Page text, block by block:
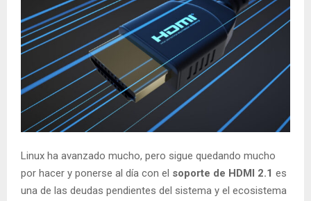
Linux ha avanzado mucho, pero sigue quedando mucho
por hacer y ponerse al día con el soporte de HDMI 2.1 es
una de las deudas pendientes del sistema y el ecosistema